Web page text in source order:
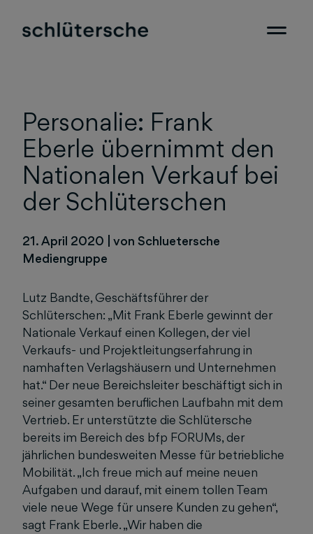
Personalie: Frank
Eberle übernimmt den
Nationalen Verkauf bei
der Schlüterschen
21. April 2020
von Schluetersche
Mediengruppe
Lutz Bandte, Geschäftsführer der
Schlüterschen: „Mit Frank Eberle gewinnt der
Nationale Verkauf einen Kollegen, der viel
Verkaufs- und Projektleitungserfahrung in
namhaften Verlagshäusern und Unternehmen
hat.“ Der neue Bereichsleiter beschäftigt sich in
seiner gesamten beruflichen Laufbahn mit dem
Vertrieb. Er unterstützte die Schlütersche
bereits im Bereich des bfp FORUMs, der
jährlichen bundesweiten Messe für betriebliche
Mobilität. „Ich freue mich auf meine neuen
Aufgaben und darauf, mit einem tollen Team
viele neue Wege für unsere Kunden zu gehen“,
sagt Frank Eberle. „Wir haben die